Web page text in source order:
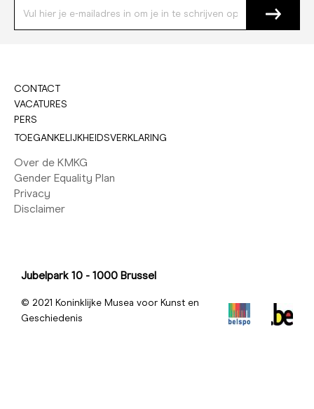
CONTACT
VACATURES
PERS
TOEGANKELIJKHEIDSVERKLARING
Over de KMKG
Gender Equality Plan
Privacy
Disclaimer
Jubelpark 10 - 1000 Brussel
© 2021 Koninklijke Musea voor Kunst en
Geschiedenis